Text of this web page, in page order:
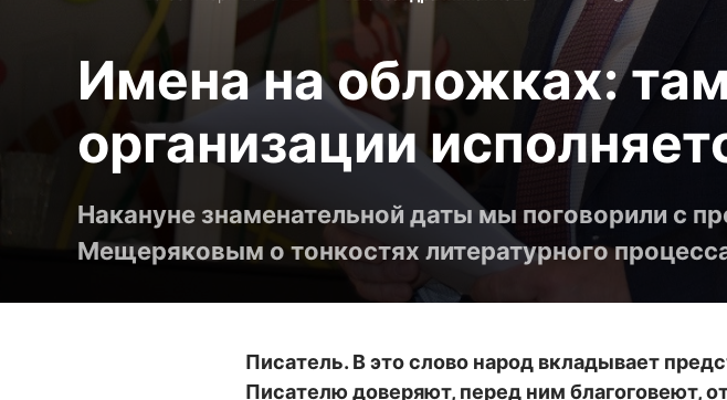
Имена на обложках:
организации
Накануне знаменательной даты мы поговорили с
Мещеряковым о тонкостях литературного
Писатель. В это слово народ вкладывает
Писателю доверяют, перед ним благоговеют,